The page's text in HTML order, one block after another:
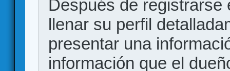
Después de registrarse
llenar su perfil
presentar una
información que el